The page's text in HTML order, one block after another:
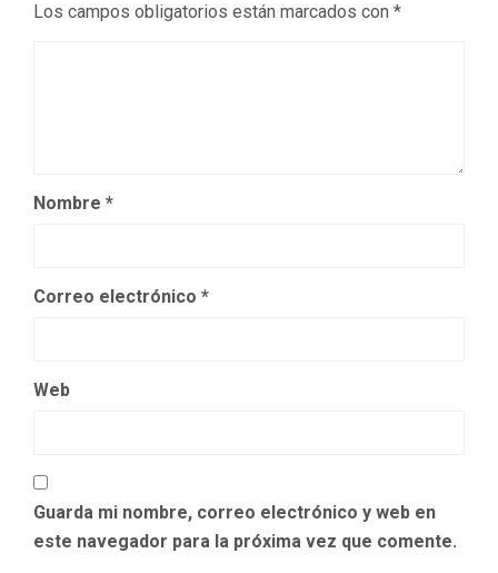
Los campos obligatorios están marcados con *
Nombre *
Correo electrónico *
Web
Guarda mi nombre, correo electrónico y web en
este navegador para la próxima vez que comente.